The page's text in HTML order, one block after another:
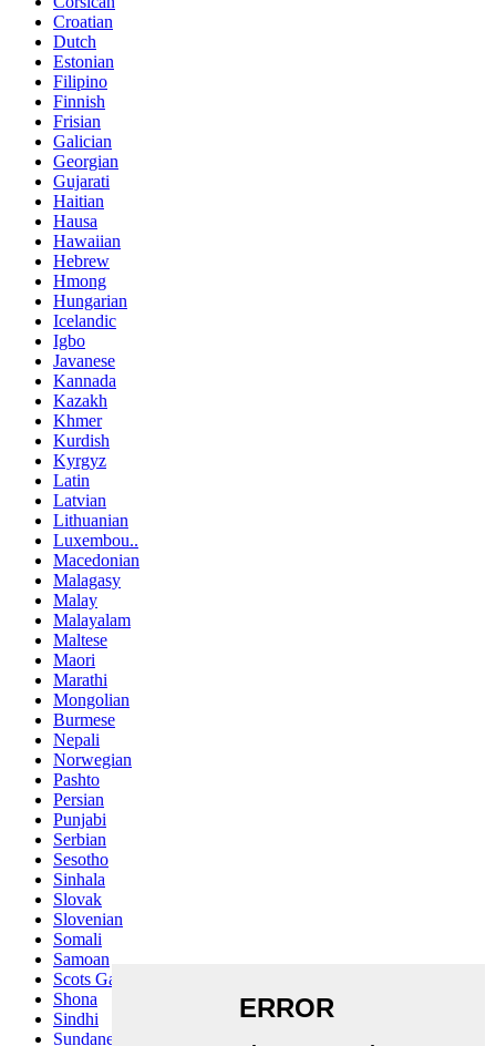
Croatian
Dutch
Estonian
Filipino
Finnish
Frisian
Galician
Georgian
Gujarati
Haitian
Hausa
Hawaiian
Hebrew
Hmong
Hungarian
Icelandic
Igbo
Javanese
Kannada
Kazakh
Khmer
Kurdish
Kyrgyz
Latin
Latvian
Lithuanian
Luxembou..
Macedonian
Malagasy
Malay
Malayalam
Maltese
Maori
Marathi
Mongolian
Burmese
Nepali
Norwegian
Pashto
Persian
Punjabi
Serbian
Sesotho
Sinhala
Slovak
Slovenian
Somali
Samoan
Scots Gaelic
Shona
Sindhi
Sundanese